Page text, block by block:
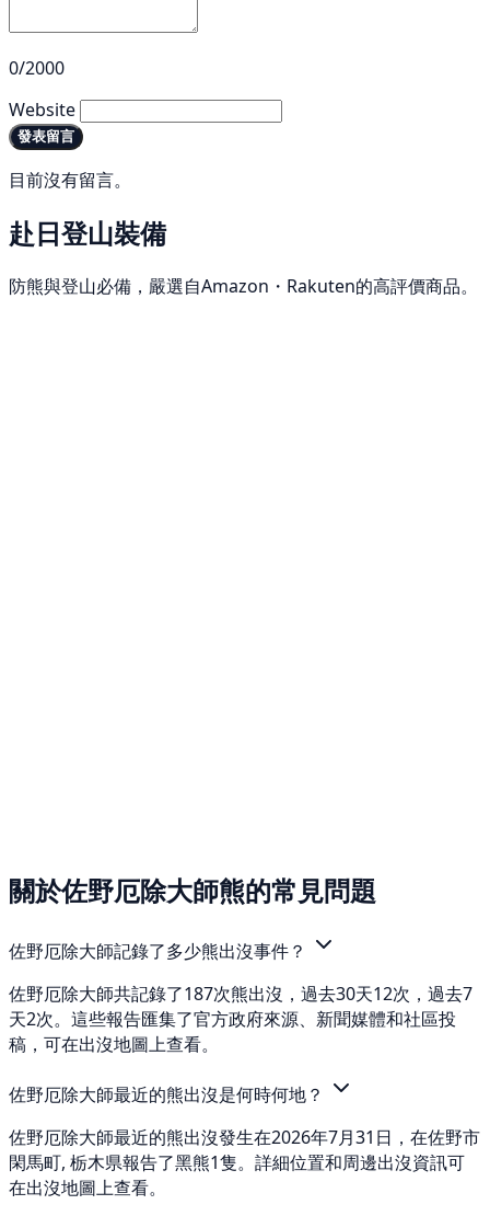
0/2000
Website
發表留言
目前沒有留言。
赴日登山裝備
防熊與登山必備，嚴選自Amazon・Rakuten的高評價商品。
關於佐野厄除大師熊的常見問題
佐野厄除大師記錄了多少熊出沒事件？
佐野厄除大師共記錄了187次熊出沒，過去30天12次，過去7
天2次。這些報告匯集了官方政府來源、新聞媒體和社區投
稿，可在出沒地圖上查看。
佐野厄除大師最近的熊出沒是何時何地？
佐野厄除大師最近的熊出沒發生在2026年7月31日，在佐野市
閑馬町, 栃木県報告了黑熊1隻。詳細位置和周邊出沒資訊可
在出沒地圖上查看。